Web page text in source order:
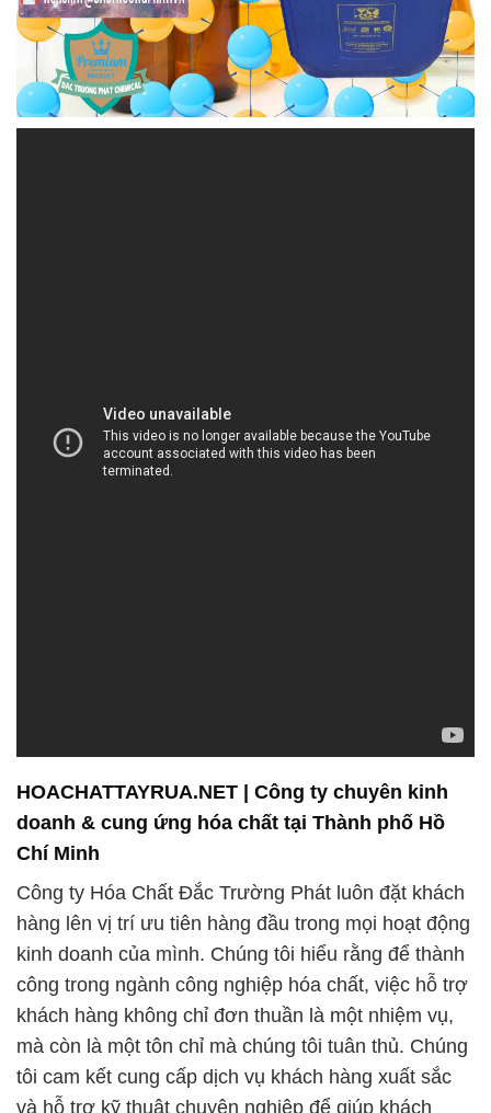
doanh & cung ứng hóa chất tại Thành phố Hồ
Chí Minh
hàng giải quyết mọi thách thức một cách hiệu quả
Chúng tôi hiểu rằng mỗi doanh nghiệp có các yêu
cầu riêng biệt về hóa chất, và chúng tôi không
ứng những nhu cầu độc đáo của từng khách hàng.
Hóa Chất Đắc Trường Phát luôn sẵn sàng hợp tác
với bạn để đảm bảo rằng bạn nhận được những
giải pháp tốt nhất cho nhu cầu kinh doanh của mình.
Chất lượng là niềm tin của chúng tôi, và chúng tôi
tự hào được đồng hành cùng bạn trong hành trình
phát triển và thành công. Không chỉ chúng tôi cung